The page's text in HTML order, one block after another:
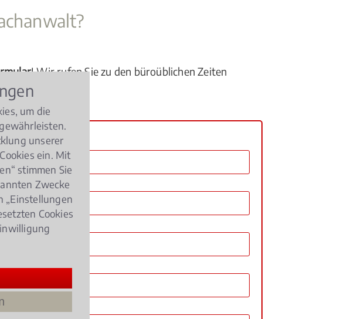
! Wir rufen Sie zu den büroüblichen Zeiten
um die
unserer
ein. Mit
stimmen Sie
Zwecke
„Einstellungen
Cookies